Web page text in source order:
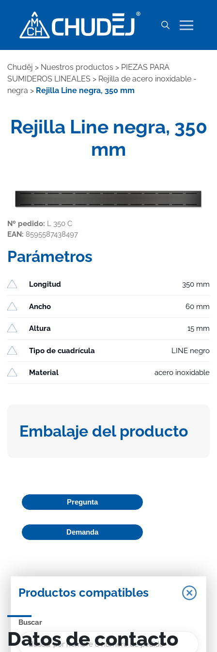
Chuděj > Nuestros productos > PIEZAS PARA
SUMIDEROS LINEALES > Rejilla de acero inoxidable -
negra > Rejilla Line negra, 350 mm
Rejilla Line negra, 350
mm
Nº pedido: L 350 C
EAN: 8595587438497
Parámetros
Longitud 350 mm
Ancho 60 mm
Altura 15 mm
Tipo de cuadrícula LINE negro
Material acero inoxidable
Embalaje del producto
Pregunta
Demanda
Productos compatibles
Buscar
Datos de contacto